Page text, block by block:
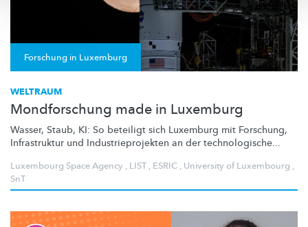
Forschung in Luxemburg
WELTRAUM
Mondforschung made in Luxemburg
Wasser, Staub, KI: So beteiligt sich Luxemburg mit Forschung,
Infrastruktur und Industrieprojekten an der technologische...
Luxembourg Space Agency , LIST, ESRIC , University of Luxembourg ,
SnT